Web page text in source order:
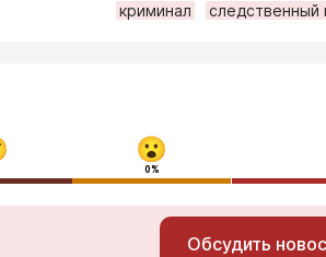
криминал следственный
0%
Обсудить